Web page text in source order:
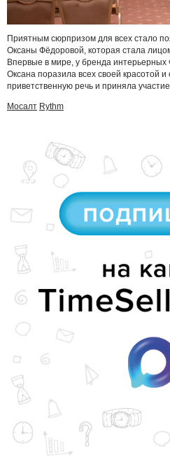
Приятным сюрпризом для всех стало
Оксаны Фёдоровой, которая стала
Впервые в мире, у бренда интерьерных
Оксана поразила всех своей красотой
приветственную речь и приняла
Мосалт Rythm